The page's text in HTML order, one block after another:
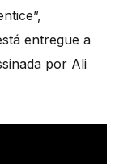
entregue a
por Ali